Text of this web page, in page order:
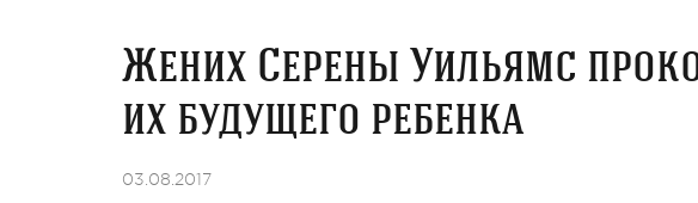
Жених Серены Уильямс
их будущего ребенка
03.08.2017